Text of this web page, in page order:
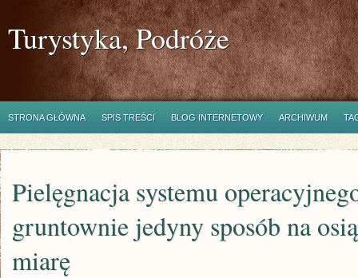
Turystyka, Podróże
STRONA GŁÓWNA SPIS TREŚCI BLOG INTERNETOWY ARCHIWUM
Pielęgnacja systemu
gruntownie jedyny sposób na
miarę